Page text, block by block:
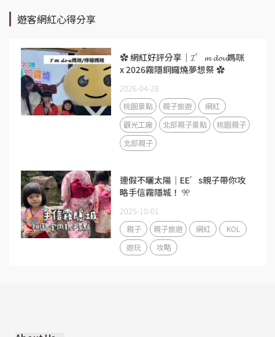
遊客網紅心得分享
✿ 網紅好評分享｜𝓘’𝓶 𝓭𝓸𝓾媽咪
x 2026霧隱銅鑼燒夢想祭 ✿
2026-04-28
桃園景點 親子旅遊
網紅
觀光工廠
北部親子景點
桃園親子
北部親子
連假不曬太陽｜EE’s親子帶你攻
略手信霧隱城！ 🎌
2025-10-01
親子 親子旅遊 網紅
KOL
遊玩
攻略